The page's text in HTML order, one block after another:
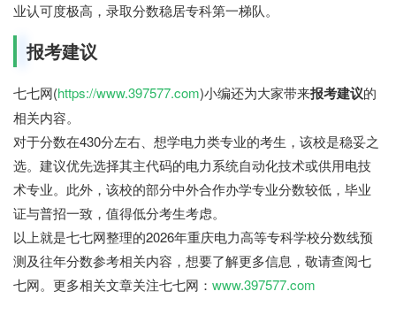
业认可度极高，录取分数稳居专科第一梯队。
报考建议
七七网(https://www.397577.com)小编还为大家带来报考建议的
相关内容。
对于分数在430分左右、想学电力类专业的考生，该校是稳妥之
选。建议优先选择其主代码的电力系统自动化技术或供用电技
术专业。此外，该校的部分中外合作办学专业分数较低，毕业
证与普招一致，值得低分考生考虑。
以上就是七七网整理的2026年重庆电力高等专科学校分数线预
测及往年分数参考相关内容，想要了解更多信息，敬请查阅七
七网。更多相关文章关注七七网： www.397577.com